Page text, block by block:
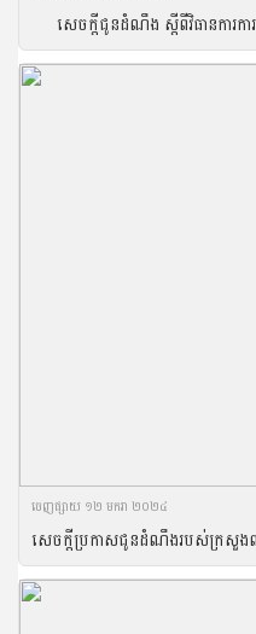
សេចក្តីជូនដំណឹង ស្តីពីវិធានការការ
ចេញ​ផ្សាយ​ ១២ មករា ២០២៤